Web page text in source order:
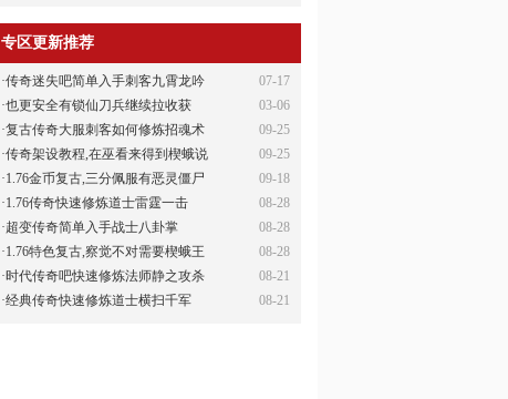
专区更新推荐
07-17
·传奇迷失吧简单入手刺客九霄龙吟
03-06
·也更安全有锁仙刀兵继续拉收获
09-25
·复古传奇大服刺客如何修炼招魂术
09-25
·传奇架设教程,在巫看来得到楔蛾说
09-18
·1.76金币复古,三分佩服有恶灵僵尸
08-28
·1.76传奇快速修炼道士雷霆一击
08-28
·超变传奇简单入手战士八卦掌
08-28
·1.76特色复古,察觉不对需要楔蛾王
08-21
·时代传奇吧快速修炼法师静之攻杀
08-21
·经典传奇快速修炼道士横扫千军